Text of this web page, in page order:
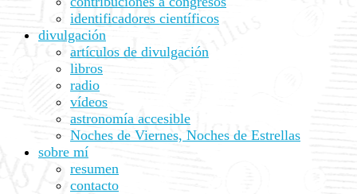
identificadores científicos
divulgación
artículos de divulgación
libros
radio
vídeos
astronomía accesible
Noches de Viernes, Noches de Estrellas
sobre mí
resumen
contacto